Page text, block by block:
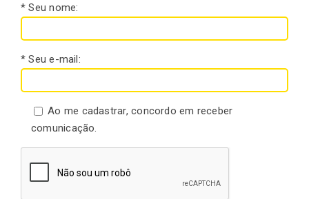
* Seu nome:
* Seu e-mail:
Ao me cadastrar, concordo em receber
comunicação.